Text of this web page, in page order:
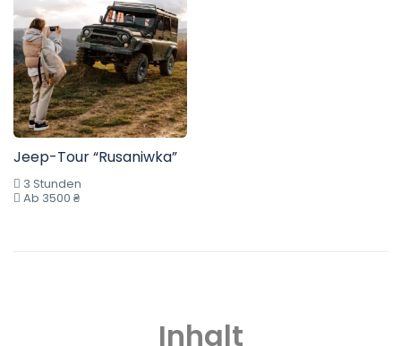
Jeep-Tour “Rusaniwka”
3 Stunden
Ab 3500 ₴
Inhalt